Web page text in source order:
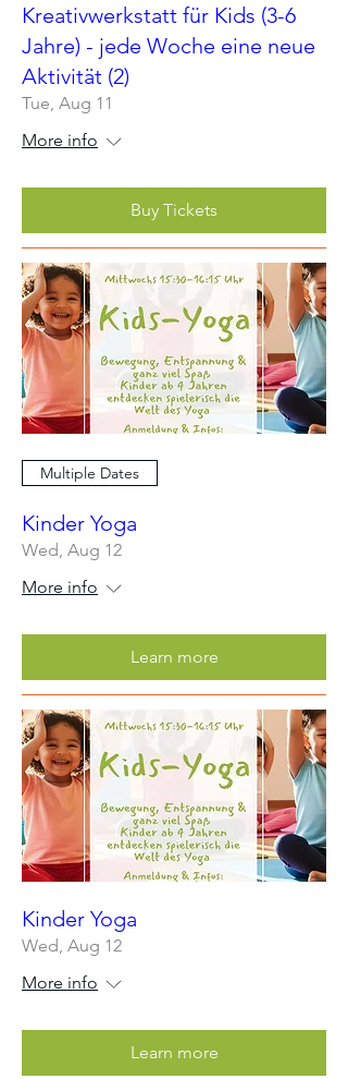
Kreativwerkstatt für Kids (3-6
Jahre) - jede Woche eine neue
Aktivität (2)
Tue, Aug 11
More info
Buy Tickets
Multiple Dates
Kinder Yoga
Wed, Aug 12
More info
Learn more
Kinder Yoga
Wed, Aug 12
More info
Learn more